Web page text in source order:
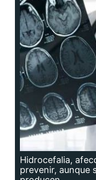
Hidrocefalia,
prevenir, aunque